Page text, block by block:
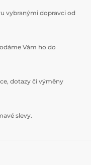
vybranými dopravci od
Vám ho do
dotazy či výměny
slevy.